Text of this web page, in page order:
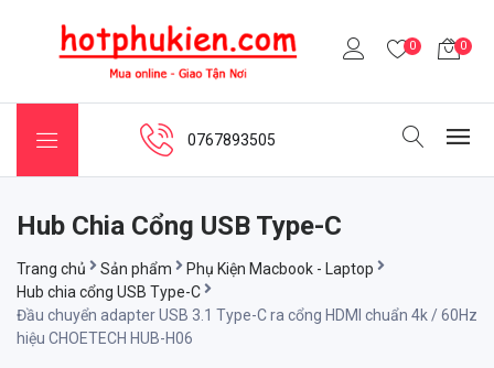
0 0
0767893505
Hub Chia Cổng USB Type-C
Trang chủ Sản phẩm
Phụ Kiện Macbook - Laptop
Hub chia cổng USB Type-C
Đầu chuyển adapter USB 3.1 Type-C ra cổng HDMI chuẩn 4k / 60Hz
hiệu CHOETECH HUB-H06